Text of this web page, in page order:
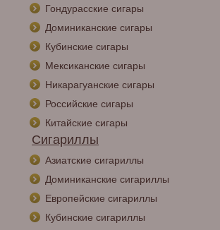
Гондурасские сигары
Доминиканские сигары
Кубинские сигары
Мексиканские сигары
Никарагуанские сигары
Российские сигары
Китайские сигары
Сигариллы
Азиатские сигариллы
Доминиканские сигариллы
Европейские сигариллы
Кубинские сигариллы